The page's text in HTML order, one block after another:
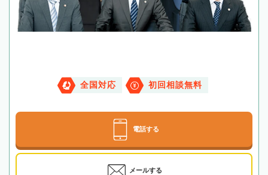
全国対応 初回相談無料
電話する
メールする